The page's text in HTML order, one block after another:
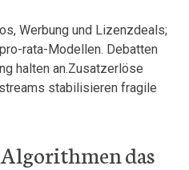
Werbung und Lizenzdeals;
rata-Modellen. Debatten
halten an.Zusatzerlöse
stabilisieren⁣ fragile
das